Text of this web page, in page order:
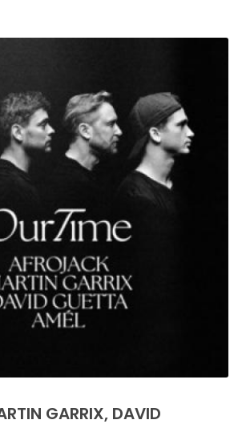
GARRIX, DAVID